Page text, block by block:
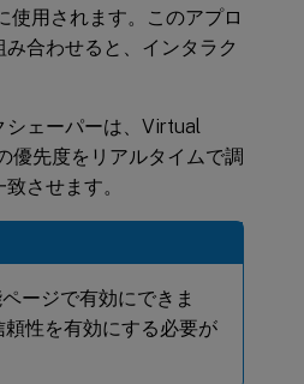
使用されます。このアプロ
合わせると、インタラク
シェーパーは、Virtual
優先度をリアルタイムで調
させます。
ージで有効にできま
性を有効にする必要が